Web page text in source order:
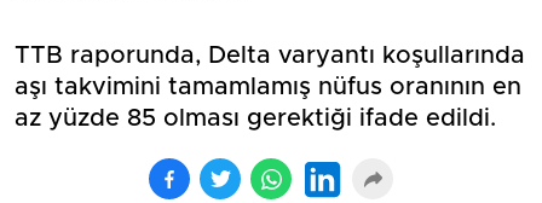
TTB raporunda, Delta varyantı koşullarında
aşı takvimini tamamlamış nüfus oranının en
az yüzde 85 olması gerektiği ifade edildi.